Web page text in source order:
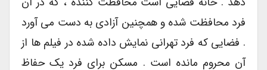
فرد محافظت شده و همچنین آزادی به دست می آورد
. فضایی که فرد تهرانی نمایش داده شده در فیلم ها از
آن محروم مانده است . مسکن برای فرد یک حفاظ